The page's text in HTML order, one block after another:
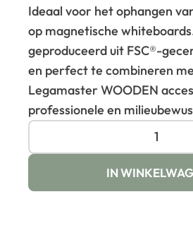
Ideaal voor het ophangen
op magnetische
geproduceerd uit FSC®-
en perfect te combineren
Legamaster WOODEN
professionele en
IN